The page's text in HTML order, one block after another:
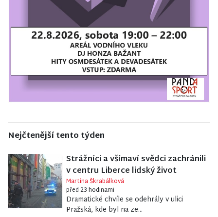
Nejčtenější tento týden
Strážníci a všímaví svědci zachránili
v centru Liberce lidský život
Martina Škrabálková
před 23 hodinami
Dramatické chvíle se odehrály v ulici
Pražská, kde byl na ze...